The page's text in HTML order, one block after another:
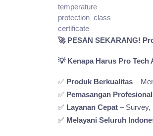
temperature -
protection
certificate
🚀 PESAN SEKARANG!
💡 Kenapa Harus Pro Tech
✅ Produk Berkualitas –
✅ Pemasangan Profesional
✅ Layanan Cepat – Survey,
✅ Melayani Seluruh